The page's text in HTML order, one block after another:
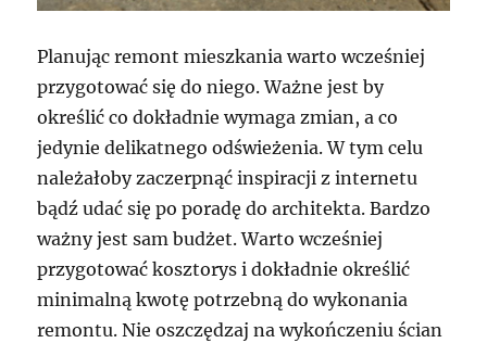
Planując remont mieszkania warto wcześniej
przygotować się do niego. Ważne jest by
określić co dokładnie wymaga zmian, a co
jedynie delikatnego odświeżenia. W tym celu
należałoby zaczerpnąć inspiracji z internetu
bądź udać się po poradę do architekta. Bardzo
ważny jest sam budżet. Warto wcześniej
przygotować kosztorys i dokładnie określić
minimalną kwotę potrzebną do wykonania
remontu. Nie oszczędzaj na wykończeniu ścian